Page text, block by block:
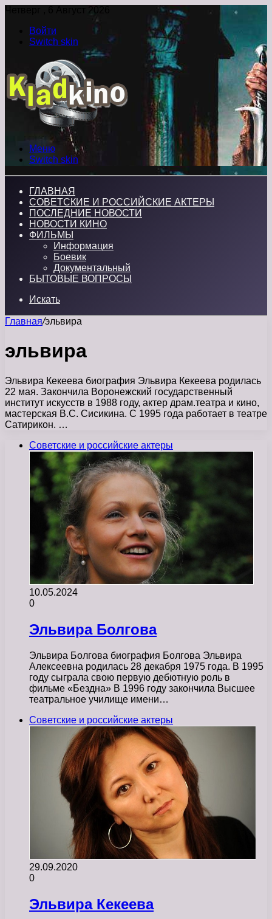
Четверг , 6 Август 2026
Войти
Switch skin
Меню
Switch skin
ГЛАВНАЯ
СОВЕТСКИЕ И РОССИЙСКИЕ АКТЕРЫ
ПОСЛЕДНИЕ НОВОСТИ
НОВОСТИ КИНО
ФИЛЬМЫ
Информация
Боевик
Документальный
БЫТОВЫЕ ВОПРОСЫ
Искать
Главная/эльвира
эльвира
Эльвира Кекеева биография Эльвира Кекеева родилась
22 мая. Закончила Воронежский государственный
институт искусств в 1988 году, актер драм.театра и кино,
мастерская В.С. Сисикина. С 1995 года работает в театре
Сатирикон. …
Советские и российские актеры
10.05.2024
0
Эльвира Болгова
Эльвира Болгова биография Болгова Эльвира
Алексеевна родилась 28 декабря 1975 года. В 1995
году сыграла свою первую дебютную роль в
фильме «Бездна» В 1996 году закончила Высшее
театральное училище имени…
Советские и российские актеры
29.09.2020
0
Эльвира Кекеева